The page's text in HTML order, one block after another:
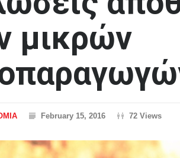
μικρών
February 15, 2016 72 Views